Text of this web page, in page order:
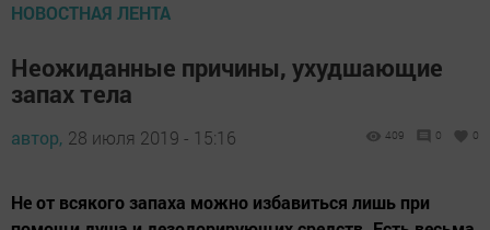
НОВОСТНАЯ ЛЕНТА
Неожиданные причины, ухудшающие
запах тела
автор, 28 июля 2019 - 15:16 409 0 0
Не от всякого запаха можно избавиться лишь при